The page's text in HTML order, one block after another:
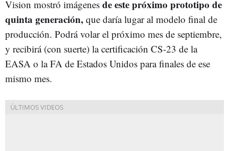
Vision mostró imágenes de este próximo prototipo de
quinta generación, que daría lugar al modelo final de
producción. Podrá volar el próximo mes de septiembre,
y recibirá (con suerte) la certificación CS-23 de la
EASA o la FA de Estados Unidos para finales de ese
mismo mes.